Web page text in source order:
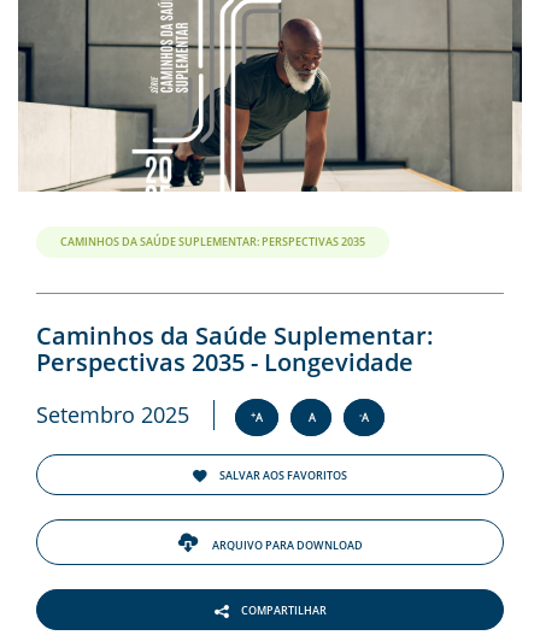
CAMINHOS DA SAÚDE SUPLEMENTAR: PERSPECTIVAS 2035
Caminhos da Saúde Suplementar:
Perspectivas 2035 - Longevidade
Setembro 2025 +A A -A
SALVAR AOS FAVORITOS
ARQUIVO PARA DOWNLOAD
COMPARTILHAR